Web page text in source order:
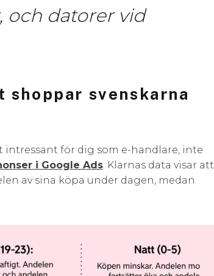
och datorer vid
svenskarna
intressant för dig som e-handlare, inte
i Google Ads. Klarnas data visar att
av sina köpa under dagen, medan